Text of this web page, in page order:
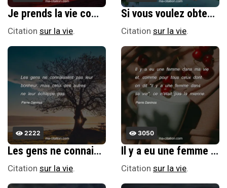
Je prends la vie comme elle vient, sans se faire annoncer.
Citation sur la vie.
Si vous voulez obtenir quelque chose, adressez-vous Ã quelqu'un de trÃ¨s occupÃ© : les autres n'ont pas le temps.
Citation sur la vie.
2222
Les gens ne connaissent pas leur bonheur, mais celui des autres ne leur Ã©chappe pas.
Citation sur la vie.
3050
Il y a eu une femme dans ma vie et, comme pour tous ceux dont on dit "il y a une femme dans sa vie", ce n'Ã©tait pas la mienne.
Citation sur la vie.